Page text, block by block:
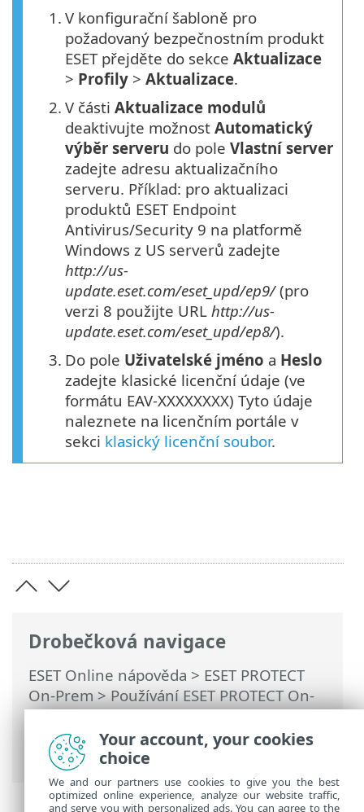
Drobečková navigace
ESET Online nápověda > ESET PROTECT
On-Prem>Používání ESET PROTECT On-
Prem>Hlavní menu ESET PROTECT On-
Prem>Úlohy>Klientské úlohy >
Aktualizace modulů
1. V konfigurační šabloně pro
požadovaný bezpečnostním produkt
ESET přejděte do sekce Aktualizace
> Profily > Aktualizace.
2. V části Aktualizace modulů
deaktivujte možnost Automatický
výběr serveru do pole Vlastní server
zadejte adresu aktualizačního
serveru. Příklad: pro aktualizaci
produktů ESET Endpoint
Antivirus/Security 9 na platformě
Windows z US serverů zadejte
http://us-
update.eset.com/eset_upd/ep9/(pro
verzi 8 použijte URL http://us-
update.eset.com/eset_upd/ep8/).
3. Do pole Uživatelské jméno a Heslo
zadejte klasické licenční údaje (ve
formátu EAV-XXXXXXXX) Tyto údaje
naleznete na licenčním portále v
sekci klasický licenční soubor.
Your account, your cookies
choice
We and our partners use cookies to give you the best
optimized online experience, analyze our website traffic,
and serve you with personalized ads. You can agree to the